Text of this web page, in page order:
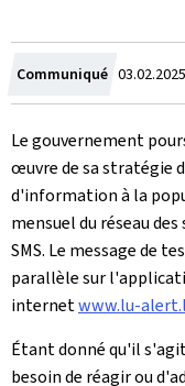
Communiqué Crée
le
03.02.2025
Le gouvernement
œuvre de sa stratégie
d'information à la
mensuel du réseau
SMS. Le message de
parallèle sur
internetwww.lu-
Étant donné qu'il
besoin de réagirou